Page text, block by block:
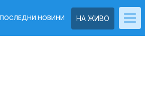
НА ЖИВО
ПОСЛЕДНИ НОВИНИ